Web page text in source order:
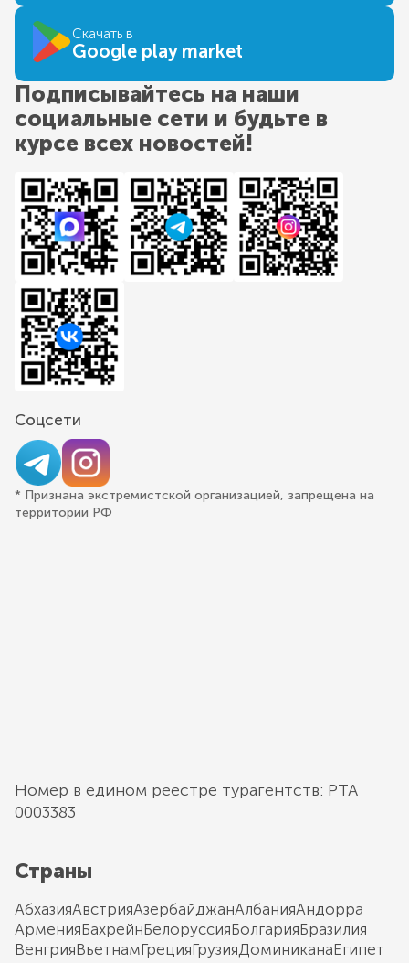
Скачать в
Google play market
Подписывайтесь на наши
социальные сети и будьте в
курсе всех новостей!
Соцсети
* Признана экстремистской организацией, запрещена на
территории РФ
Номер в едином реестре турагентств: РТА
0003383
Страны
АбхазияАвстрияАзербайджанАлбанияАндорра
АрменияБахрейнБелоруссияБолгарияБразилия
ВенгрияВьетнамГрецияГрузияДоминиканаЕгипет